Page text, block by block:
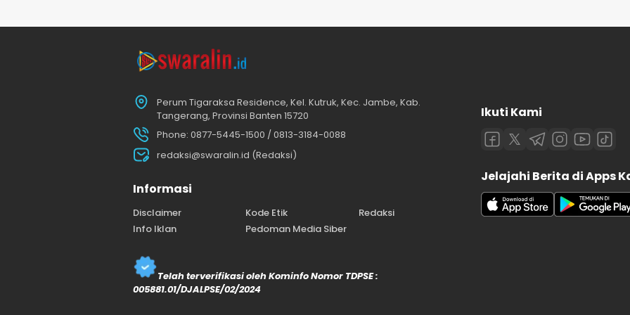
Perum Tigaraksa Residence, Kel. Kutruk, Kec. Jambe, Kab.
Tangerang, Provinsi Banten 15720
Phone: 0877-5445-1500 / 0813-3184-0088
redaksi@swaralin.id (Redaksi)
Informasi
Disclaimer Kode Etik
Redaksi
Info Iklan
Pedoman Media Siber
Telah terverifikasi oleh Kominfo Nomor TDPSE :
005881.01/DJALPSE/02/2024
Ikuti Kami
Jelajahi Berita di Apps